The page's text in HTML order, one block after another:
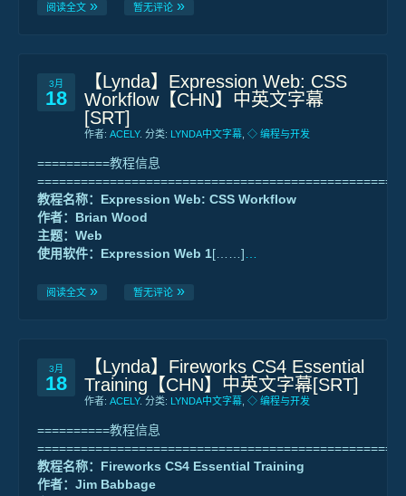
阅读全文 暂无评论
3月
18
【Lynda】Expression Web: CSS
Workflow【CHN】中英文字幕
[SRT]
作者: ACELY. 分类: LYNDA中文字幕 ◇ 编程与开发
==========教程信息
教程名称：Expression Web: CSS Workflow
作者：Brian Wood
主题：Web
使用软件：Expression Web 1[……]
阅读全文 暂无评论
3月
18
【Lynda】Fireworks CS4 Essential
Training【CHN】中英文字幕[SRT]
作者: ACELY. 分类: LYNDA中文字幕 ◇ 编程与开发
==========教程信息
教程名称：Fireworks CS4 Essential Training
作者：Jim Babbage